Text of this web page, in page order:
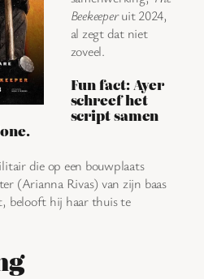
Beekeeperuit 2024,
al zegt dat niet
zoveel.
Fun fact: Ayer
schreef het
script samen
die op een bouwplaats
(Arianna Rivas) van zijn baas
belooft hij haar thuis te